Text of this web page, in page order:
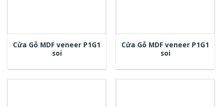
Cửa Gỗ MDF veneer P1G1
soi
Cửa Gỗ MDF veneer P1G1
soi